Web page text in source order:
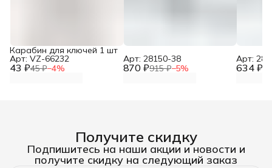
43 ₽45 ₽−4%
Карабин для ключей 1 шт
Арт: VZ-66232
870 ₽915 ₽−5%
Арт: 28150-38
634 ₽
Арт:
Получите скидку
Подпишитесь на наши акции и новости и
получите скидку на следующий заказ